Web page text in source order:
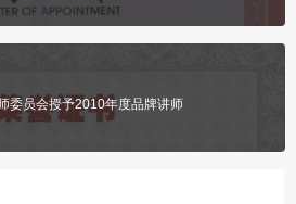
委员会授予2010年度品牌讲师